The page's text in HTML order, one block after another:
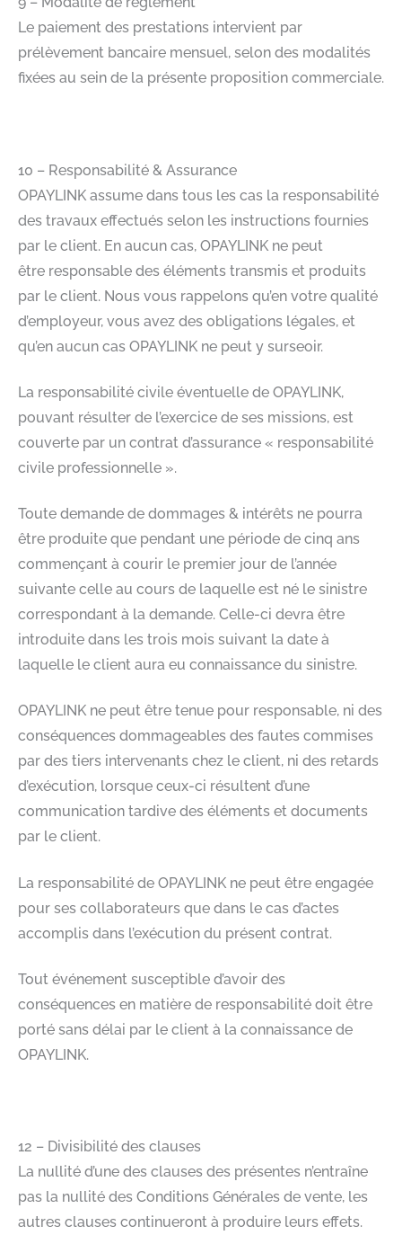
Le paiement des prestations intervient par
prélèvement bancaire mensuel, selon des modalités
fixées au sein de la présente proposition commerciale.​
10 – Responsabilité & Assurance​
OPAYLINK assume dans tous les cas la responsabilité
des travaux effectués selon les instructions fournies
par le client. En aucun cas, OPAYLINK ne peut
être responsable des éléments transmis et produits
par le client. Nous vous rappelons qu’en votre qualité
d’employeur, vous avez des obligations légales, et
qu’en aucun cas OPAYLINK ne peut y surseoir.​
La responsabilité civile éventuelle de OPAYLINK,
pouvant résulter de l’exercice de ses missions, est
couverte par un contrat d’assurance « responsabilité
civile professionnelle ».​
Toute demande de dommages & intérêts ne pourra
être produite que pendant une période de cinq ans
commençant à courir le premier jour de l’année
suivante celle au cours de laquelle est né le sinistre
correspondant à la demande. Celle-ci devra être
introduite dans les trois mois suivant la date à
laquelle le client aura eu connaissance du sinistre.​
OPAYLINK ne peut être tenue pour responsable, ni des
conséquences dommageables des fautes commises
par des tiers intervenants chez le client, ni des retards
d’exécution, lorsque ceux-ci résultent d’une
communication tardive des éléments et documents
par le client.​
La responsabilité de OPAYLINK ne peut être engagée
pour ses collaborateurs que dans le cas d’actes
accomplis dans l’exécution du présent contrat.​
Tout événement susceptible d’avoir des
conséquences en matière de responsabilité doit être
porté sans délai par le client à la connaissance de
OPAYLINK.​
12 – Divisibilité des clauses​
La nullité d’une des clauses des présentes n’entraîne
pas la nullité des Conditions Générales de vente, les
autres clauses continueront à produire leurs effets.​